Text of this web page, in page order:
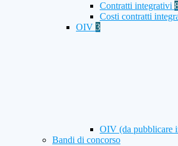
Contratti integrativi
Costi contratti
OIV 3
OIV (da pubblicare
Bandi di concorso